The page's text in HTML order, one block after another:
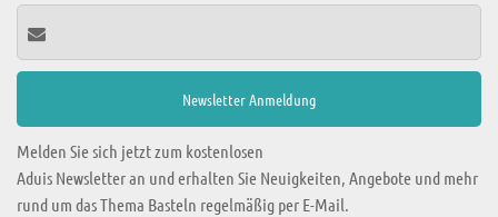
Melden Sie sich jetzt zum kostenlosen
Aduis Newsletter an und erhalten Sie Neuigkeiten, Angebote und mehr
rund um das Thema Basteln regelmäßig per E-Mail.